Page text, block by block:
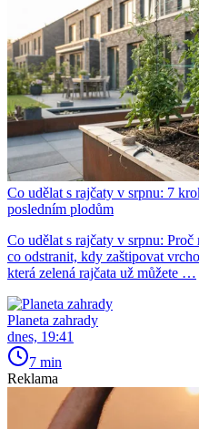
Co udělat s rajčaty v srpnu: 7
posledním plodům
Co udělat s rajčaty v srpnu: Proč
co odstranit, kdy zaštipovat
která zelená rajčata už můžete …
Planeta zahrady
dnes, 19:41
7 min
Reklama